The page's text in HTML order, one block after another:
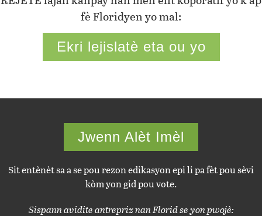
fè Floridyen yo mal:
Ekri lejislatè eta ou yo
Jwenn Alèt Imèl
Sit entènèt sa a se pou rezon edikasyon epi li pa fèt pou sèvi
kòm yon gid pou vote.
Sispann avidite antrepriz nan Florid se yon pwojè: